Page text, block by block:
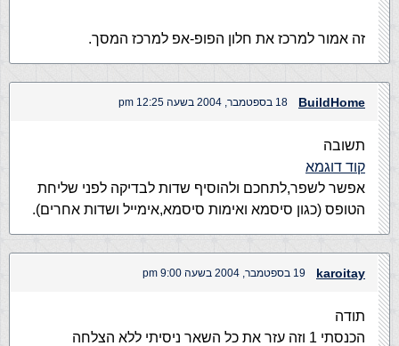
זה אמור למרכז את חלון הפופ-אפ למרכז המסך.
BuildHome 18 בספטמבר, 2004 בשעה 12:25 pm
תשובה
קוד דוגמא
אפשר לשפר,לתחכם ולהוסיף שדות לבדיקה לפני שליחת
הטופס (כגון סיסמא ואימות סיסמא,אימייל ושדות אחרים).
karoitay 19 בספטמבר, 2004 בשעה 9:00 pm
תודה
הכנסתי 1 וזה עזר את כל השאר ניסיתי ללא הצלחה